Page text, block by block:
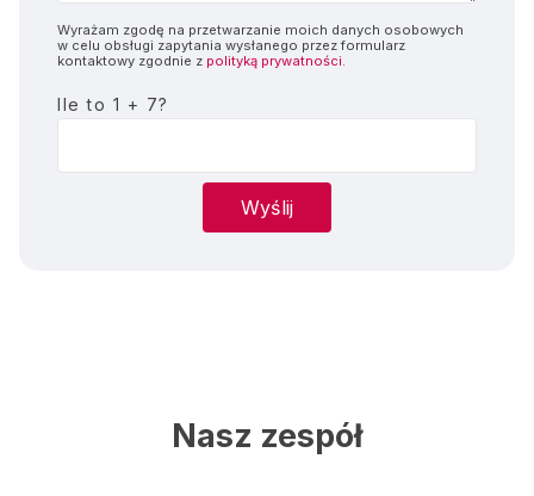
Wyrażam zgodę na przetwarzanie moich danych osobowych
w celu obsługi zapytania wysłanego przez formularz
kontaktowy zgodnie z polityką prywatności
Ile to 1 + 7?
Nasz zespół